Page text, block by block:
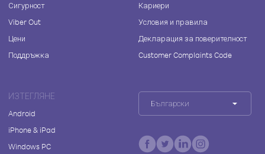
Сигурност
Viber Out
Цени
Поддръжка
Кариери
Условия и правила
Декларация за поверителност
Customer Complaints Code
ИЗТЕГЛЯНЕ
Android
iPhone & iPad
Windows PC
Български